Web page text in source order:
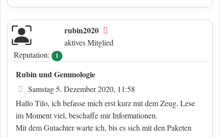
rubin2020
aktives Mitglied
Reputation:
1
Rubin und Gemmologie
Beitrag
Samstag 5. Dezember 2020, 11:58
Hallo Tilo, ich befasse mich erst kurz mit dem Zeug. Lese
im Moment viel, beschaffe mir Informationen.
Mit dem Gutachter warte ich, bis es sich mit den Paketen